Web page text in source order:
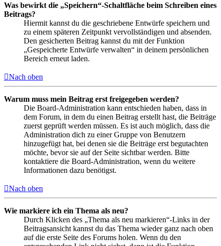
Was bewirkt die „Speichern“-Schaltfläche beim Schreiben eines
Beitrags?
Hiermit kannst du die geschriebene Entwürfe speichern und
zu einem späteren Zeitpunkt vervollständigen und absenden.
Den gesicherten Beitrag kannst du mit der Funktion
„Gespeicherte Entwürfe verwalten“ in deinem persönlichen
Bereich erneut laden.
Nach oben
Warum muss mein Beitrag erst freigegeben werden?
Die Board-Administration kann entschieden haben, dass in
dem Forum, in dem du einen Beitrag erstellt hast, die Beiträge
zuerst geprüft werden müssen. Es ist auch möglich, dass die
Administration dich zu einer Gruppe von Benutzern
hinzugefügt hat, bei denen sie die Beiträge erst begutachten
möchte, bevor sie auf der Seite sichtbar werden. Bitte
kontaktiere die Board-Administration, wenn du weitere
Informationen dazu benötigst.
Nach oben
Wie markiere ich ein Thema als neu?
Durch Klicken des „Thema als neu markieren“-Links in der
Beitragsansicht kannst du das Thema wieder ganz nach oben
auf die erste Seite des Forums holen. Wenn du den